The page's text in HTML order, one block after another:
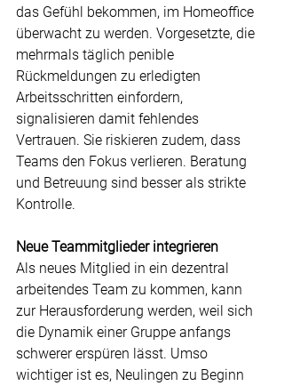
das Gefühl bekommen, im Homeoffice
überwacht zu werden. Vorgesetzte, die
mehrmals täglich penible
Rückmeldungen zu erledigten
Arbeitsschritten einfordern,
signalisieren damit fehlendes
Vertrauen. Sie riskieren zudem, dass
Teams den Fokus verlieren. Beratung
und Betreuung sind besser als strikte
Kontrolle.
Neue Teammitglieder integrieren
Als neues Mitglied in ein dezentral
arbeitendes Team zu kommen, kann
zur Herausforderung werden, weil sich
die Dynamik einer Gruppe anfangs
schwerer erspüren lässt. Umso
wichtiger ist es, Neulingen zu Beginn